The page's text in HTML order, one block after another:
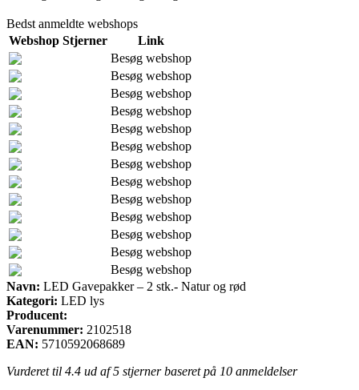
Bedst anmeldte webshops
Webshop Stjerner
Link
Besøg webshop
Besøg webshop
Besøg webshop
Besøg webshop
Besøg webshop
Besøg webshop
Besøg webshop
Besøg webshop
Besøg webshop
Besøg webshop
Besøg webshop
Besøg webshop
Besøg webshop
Navn: LED Gavepakker – 2 stk.- Natur og rød
Kategori: LED lys
Producent:
Varenummer: 2102518
EAN: 5710592068689
Vurderet til 4.4 ud af 5 stjerner baseret på 10 anmeldelser